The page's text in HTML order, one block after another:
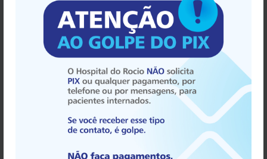
vocação de atender à população de forma dedicada e
alinhada aos princípios do juramento médico.
"Manter o
mais alto respeito pela vida humana, desde sua
concepção".
34 40